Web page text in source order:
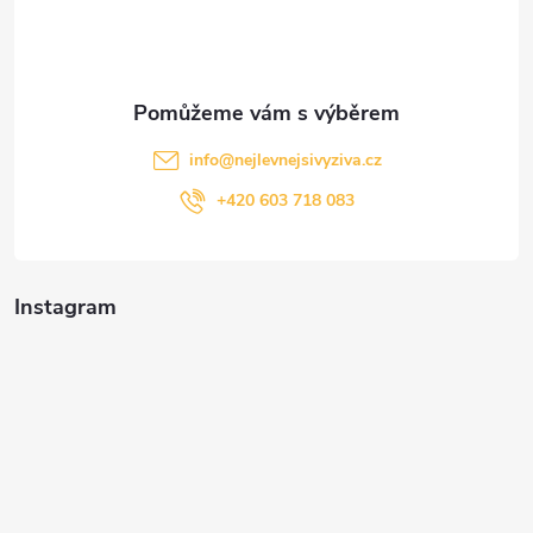
Instagram
info@nejlevnejsivyziva.cz
+420 603 718 083